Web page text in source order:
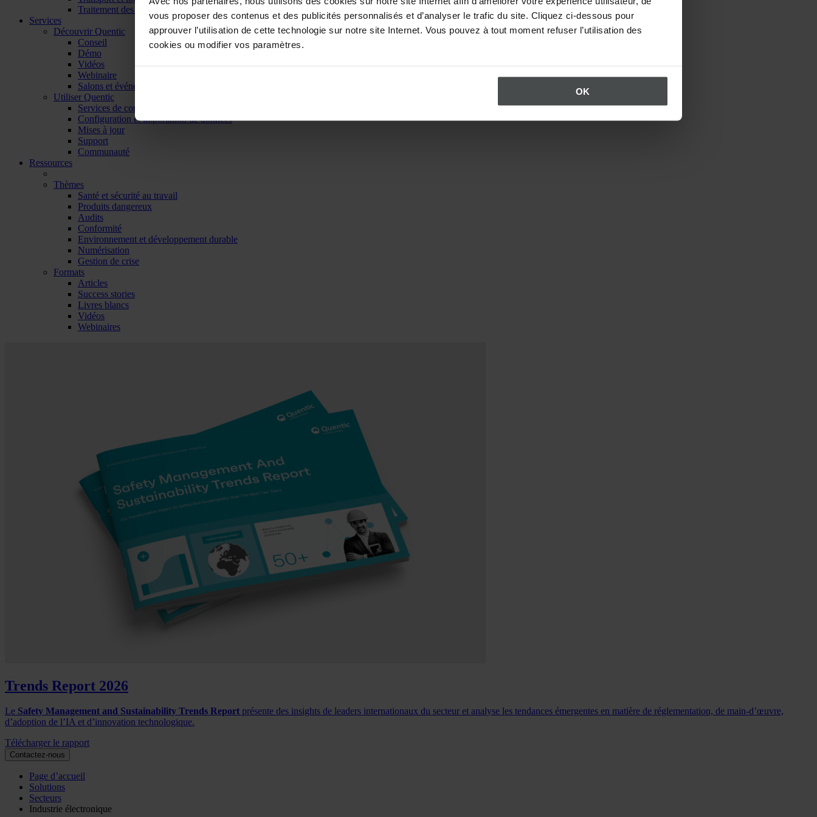
vous proposer des contenus et des publicités personnalisés et d’analyser le trafic du site. Cliquez ci-dessous pour
approuver l’utilisation de cette technologie sur notre site Internet. Vous pouvez à tout moment refuser l’utilisation des
cookies ou modifier vos paramètres.
OK
Traitement des déchets
Services
Découvrir Quentic
Conseil
Démo
Vidéos
Webinaire
Salons et événements
Utiliser Quentic
Services de contenus
Configuration et importation de données
Mises à jour
Support
Communauté
Ressources
Thèmes
Santé et sécurité au travail
Produits dangereux
Audits
Conformité
Environnement et développement durable
Numérisation
Gestion de crise
Formats
Articles
Success stories
Livres blancs
Vidéos
Webinaires
Trends Report 2026
Le Safety Management and Sustainability Trends Report présente des insights de leaders internationaux du secteur et analyse les tendances émergentes en matière de réglementation, de main‑d’œuvre,
d’adoption de l’IA et d’innovation technologique.
Télécharger le rapport
Contactez-nous
Page d’accueil
Solutions
Secteurs
Industrie électronique